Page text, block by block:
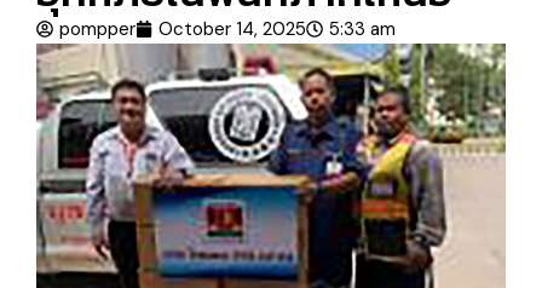
pompper October 14, 2025 5:33 am